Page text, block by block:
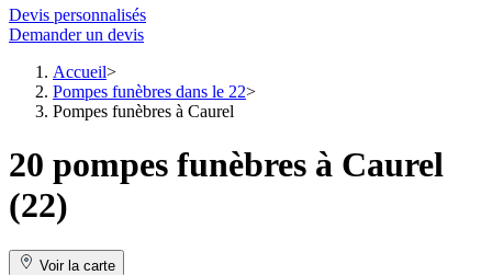
Devis personnalisés
Demander un devis
Accueil
Pompes funèbres dans le 22
Pompes funèbres à Caurel
20 pompes funèbres à Caurel
(22)
Voir la carte